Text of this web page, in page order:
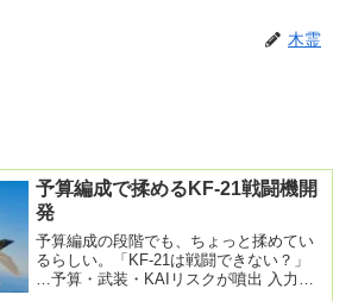
木霊
予算編成で揉めるKF-21戦闘機開
発
予算編成の段階でも、ちょっと揉めてい
るらしい。「KF-21は戦闘できない？」
…予算・武装・KAIリスクが噴出 入力